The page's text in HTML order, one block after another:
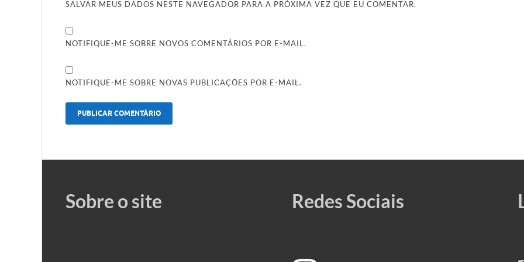
SALVAR MEUS DADOS NESTE NAVEGADOR PARA A PRÓXIMA VEZ QUE EU COMENTAR.
NOTIFIQUE-ME SOBRE NOVOS COMENTÁRIOS POR E-MAIL.
NOTIFIQUE-ME SOBRE NOVAS PUBLICAÇÕES POR E-MAIL.
Sobre o site Redes Sociais